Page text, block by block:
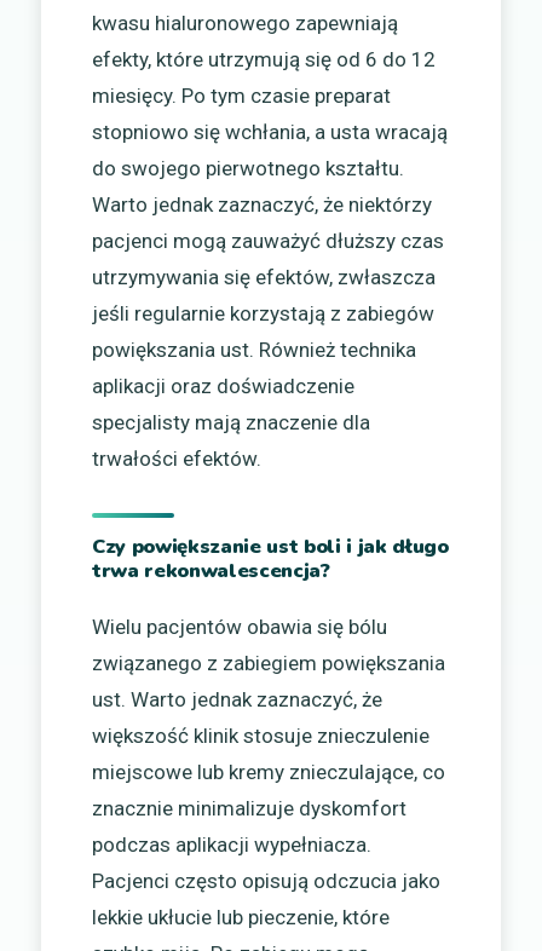
kwasu hialuronowego zapewniają
efekty, które utrzymują się od 6 do 12
miesięcy. Po tym czasie preparat
stopniowo się wchłania, a usta wracają
do swojego pierwotnego kształtu.
Warto jednak zaznaczyć, że niektórzy
pacjenci mogą zauważyć dłuższy czas
utrzymywania się efektów, zwłaszcza
jeśli regularnie korzystają z zabiegów
powiększania ust. Również technika
aplikacji oraz doświadczenie
specjalisty mają znaczenie dla
trwałości efektów.
Czy powiększanie ust boli i jak długo
trwa rekonwalescencja?
Wielu pacjentów obawia się bólu
związanego z zabiegiem powiększania
ust. Warto jednak zaznaczyć, że
większość klinik stosuje znieczulenie
miejscowe lub kremy znieczulające, co
znacznie minimalizuje dyskomfort
podczas aplikacji wypełniacza.
Pacjenci często opisują odczucia jako
lekkie ukłucie lub pieczenie, które